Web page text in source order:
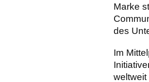
Marke
des
Im